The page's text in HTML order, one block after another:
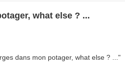
what else ? ...